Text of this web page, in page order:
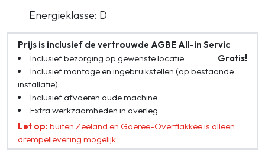
Energieklasse: D
Prijs is inclusief de vertrouwde AGBE All-in Servic
Gratis!
Inclusief bezorging op gewenste locatie
Inclusief montage en ingebruikstellen (op bestaande
installatie)
Inclusief afvoeren oude machine
Extra werkzaamheden in overleg
Let op: buiten Zeeland en Goeree-Overflakkee is alleen
drempellevering mogelijk